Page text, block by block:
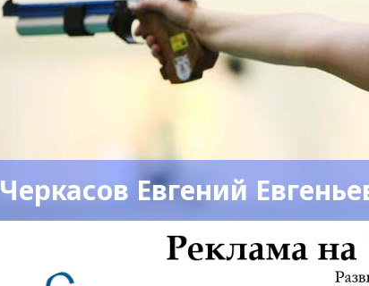
Черкасов Евгений